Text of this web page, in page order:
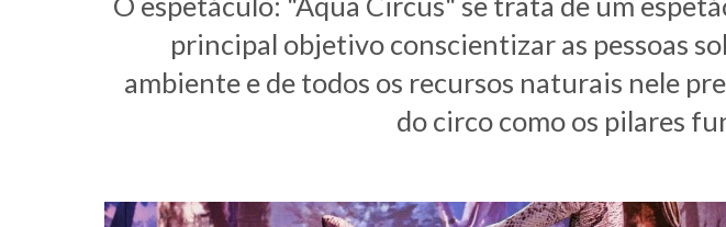
principal objetivo conscientizar as pessoas
ambiente e de todos os recursos naturais nele
do circo como os pilares